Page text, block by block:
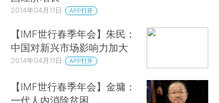
2014年04月11日 APP打开
【IMF世行春季年会】朱民：
中国对新兴市场影响力加大
2014年04月11日 APP打开
【IMF世行春季年会】金墉：
一代人内消除贫困